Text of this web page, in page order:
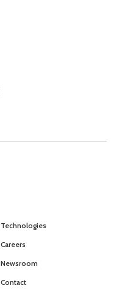
Technologies
Careers
Newsroom
Contact